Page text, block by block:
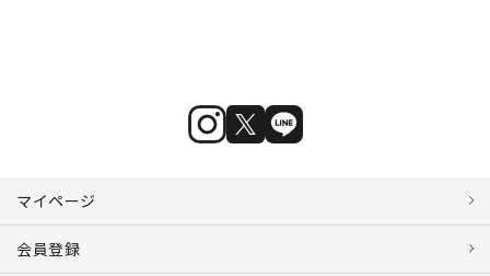
マイページ
会員登録